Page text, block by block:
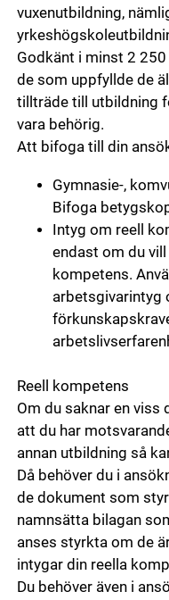
vuxenutbildning,
Godkänt i minst 2
de som uppfyllde de
tillträde till utbildning
vara behörig.
Att bifoga till din
Gymnasie-,
Bifoga
Intyg om reell
endast om du
kompetens.
arbetsgivarintyg
Reell kompetens
Om du saknar en viss
att du har
annan utbildning så
Då behöver du i
de dokument som
namnsätta bilagan
anses styrkta om de
intygar din reella
Du behöver även i